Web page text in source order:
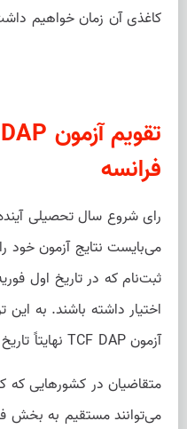
کاغذی آن زمان خواهیم
فرانسه
می‌بایست نتایج آزمون خود
اختیار داشته باشند. به
آزمون TCF DAP نهایتاً تاریخ ۵ ژانویه ۲۰۲۳ خواهد بود.
متقاضیان در کشورهایی که